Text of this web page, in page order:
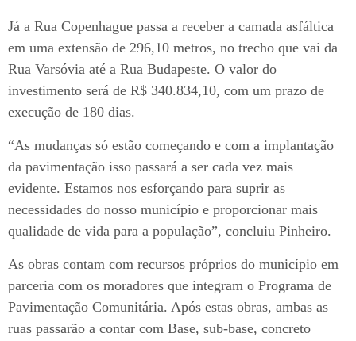
Já a Rua Copenhague passa a receber a camada asfáltica
em uma extensão de 296,10 metros, no trecho que vai da
Rua Varsóvia até a Rua Budapeste. O valor do
investimento será de R$ 340.834,10, com um prazo de
execução de 180 dias.
“As mudanças só estão começando e com a implantação
da pavimentação isso passará a ser cada vez mais
evidente. Estamos nos esforçando para suprir as
necessidades do nosso município e proporcionar mais
qualidade de vida para a população”, concluiu Pinheiro.
As obras contam com recursos próprios do município em
parceria com os moradores que integram o Programa de
Pavimentação Comunitária. Após estas obras, ambas as
ruas passarão a contar com Base, sub-base, concreto